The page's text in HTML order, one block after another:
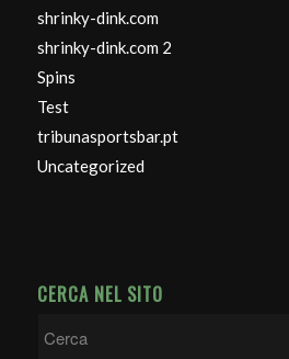
shrinky-dink.com
shrinky-dink.com 2
Spins
Test
tribunasportsbar.pt
Uncategorized
CERCA NEL SITO